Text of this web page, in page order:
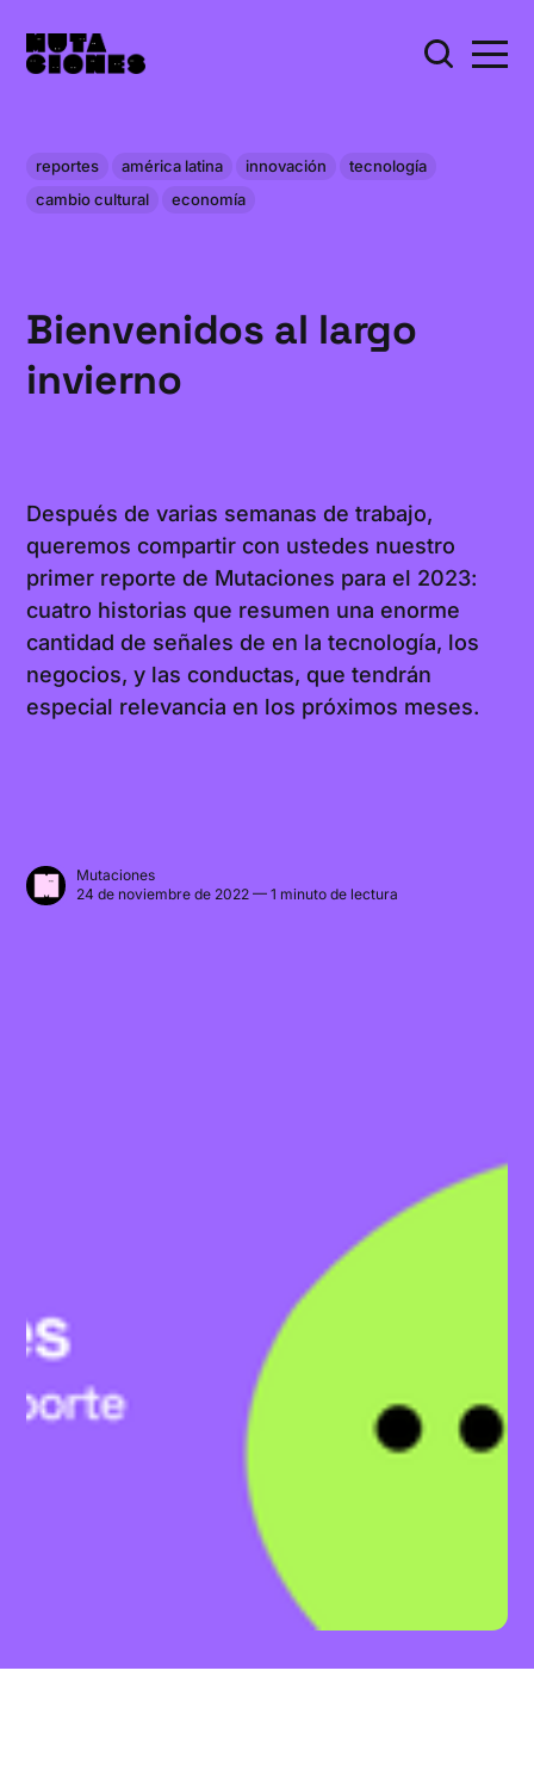
reportes américa latina innovación
tecnología
cambio cultural
economía
Bienvenidos al largo
invierno
Después de varias semanas de trabajo,
queremos compartir con ustedes nuestro
primer reporte de Mutaciones para el 2023:
cuatro historias que resumen una enorme
cantidad de señales de en la tecnología, los
negocios, y las conductas, que tendrán
especial relevancia en los próximos meses.
Mutaciones
24 de noviembre de 2022 — 1 minuto de lectura